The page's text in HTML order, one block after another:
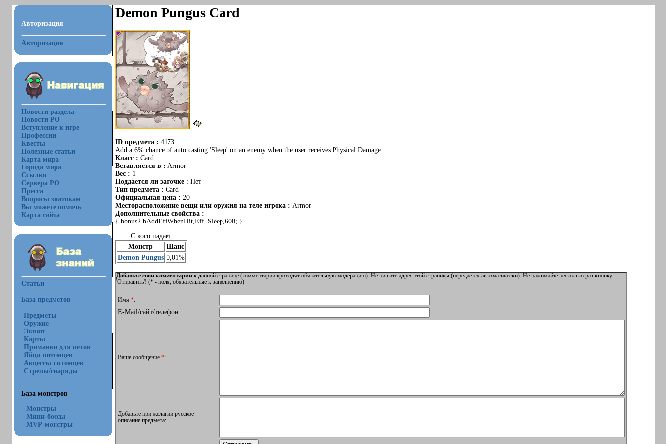
Авторизация
Авторизация
Новости раздела
Новости РО
Вступление к игре
Профессии
Квесты
Полезные статьи
Карта мира
Города мира
Ссылки
Сервера РО
Пресса
Вопросы знатокам
Вы можете помочь
Карта сайта
Статьи
База предметов
Предметы
Оружие
Эквип
Карты
Приманки для петов
Яйца питомцев
Акцессы питомцев
Стрелы/снаряды
База монстров
Монстры
Мини-боссы
MVP-монстры
Demon Pungus Card
ID предмета : 4173
Add a 6% chance of auto casting 'Sleep' on an enemy when the user receives Physical Damage.
Класс : Card
Вставляется в : Armor
Вес : 1
Поддается ли заточке : Нет
Тип предмета : Card
Официальная цена : 20
Месторасположение вещи или оружия на теле игрока : Armor
Дополнительные свойства :
{ bonus2 bAddEffWhenHit,Eff_Sleep,600; }
С кого падает
Монстр
Шанс
Demon Pungus 0,01%
Добавьте свои комментариик данной странице (комментарии проходят обязательную модерацию). Не пишите адрес этой страницы (передается автоматически). Не нажимайте несколько раз кнопку
'Отправить'! (*- поля, обязательные к заполнению)
Имя *:
E-Mail/сайт/телефон:
Ваше сообщение *:
Добавьте при желании русское
описание предмета: